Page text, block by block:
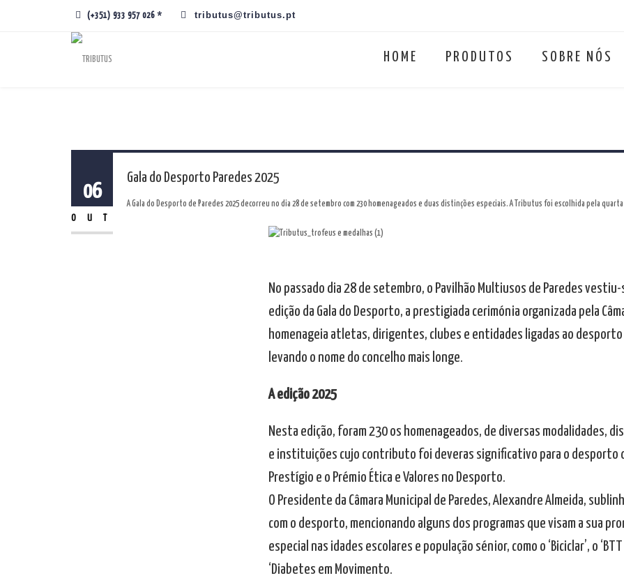
(+351) 933 957 026 * tributus@tributus.pt
HOME PRODUTOS SOBRE NÓS
06
OUT
Gala do Desporto Paredes 2025
A Gala do Desporto de Paredes 2025 decorreu no dia 28 de setembro com 230 homenageados e duas distinções especiais. A Tributus foi escolhida pela
No passado dia 28 de setembro, o Pavilhão Multiusos de Paredes
edição da Gala do Desporto, a prestigiada cerimónia organizada pela
homenageia atletas, dirigentes, clubes e entidades ligadas ao
levando o nome do concelho mais longe.
A edição 2025
Nesta edição, foram 230 os homenageados, de diversas modalidades,
e instituições cujo contributo foi deveras significativo para o desporto
Prestígio e o Prémio Ética e Valores no Desporto.
O Presidente da Câmara Municipal de Paredes, Alexandre Almeida,
com o desporto, mencionando alguns dos programas que visam a sua
especial nas idades escolares e população sénior, como o ‘Biciclar’, o ‘BTT
‘Diabetes em Movimento.